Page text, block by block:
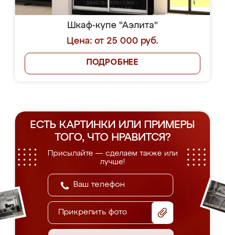
Шкаф-купе "Аэлита"
Цена: от 25 000 руб.
ПОДРОБНЕЕ
ЕСТЬ КАРТИНКИ ИЛИ ПРИМЕРЫ
ТОГО, ЧТО НРАВИТСЯ?
Присылайте — сделаем также или
лучше!
Прикрепить фото